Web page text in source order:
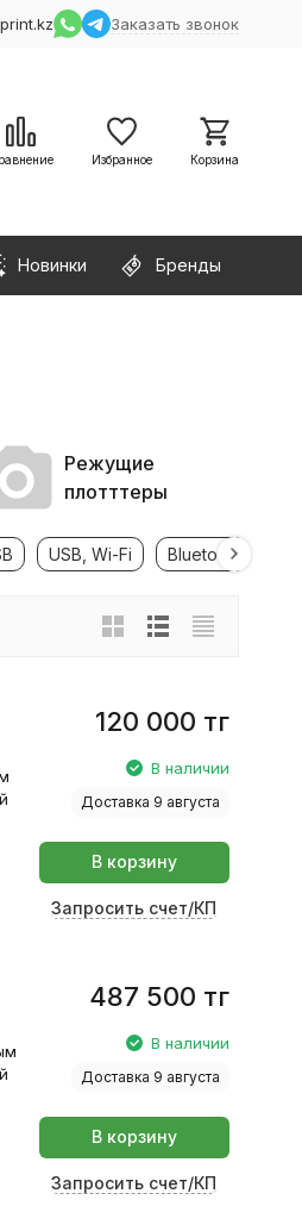
Заказать звонок
Избранное Корзина
Новинки Бренды
Режущие
плотттеры
USB, Wi-Fi Bluetooth LE
120 000 тг
В наличии
Доставка 9 августа
В корзину
Запросить счет/КП
487 500 тг
В наличии
Доставка 9 августа
В корзину
Запросить счет/КП